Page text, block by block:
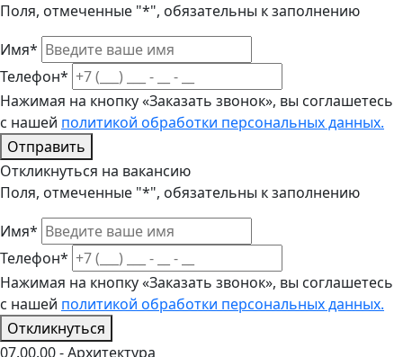
Поля, отмеченные "*", обязательны к заполнению
Имя*
Телефон*
Нажимая на кнопку «Заказать звонок», вы соглашетесь
с нашей политикой обработки персональных данных.
Отправить
Откликнуться на вакансию
Поля, отмеченные "*", обязательны к заполнению
Имя*
Телефон*
Нажимая на кнопку «Заказать звонок», вы соглашетесь
с нашей политикой обработки персональных данных.
Откликнуться
07.00.00 - Архитектура